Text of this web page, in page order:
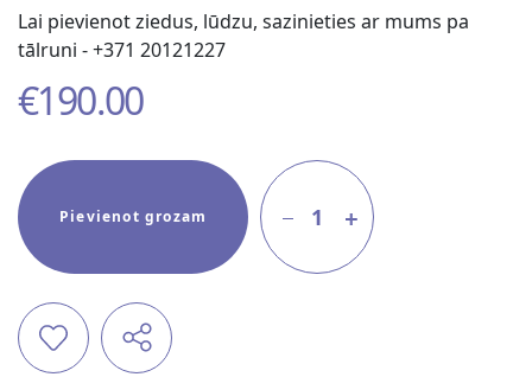
Lai pievienot ziedus, lūdzu, sazinieties ar mums pa
tālruni - +371 20121227
€190.00
Pievienot grozam 1